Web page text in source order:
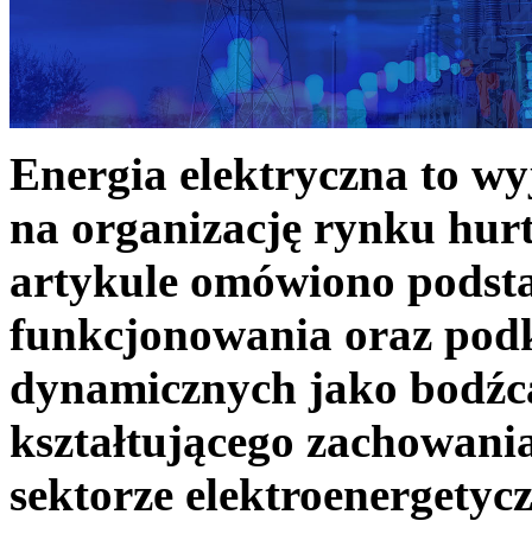
Energia elektryczna to
na organizację rynku
artykule omówiono
funkcjonowania oraz
dynamicznych jako
kształtującego
sektorze